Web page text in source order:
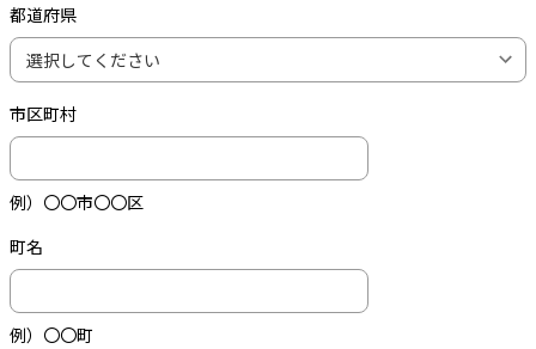
都道府県
市区町村
例）〇〇市〇〇区
町名
例）〇〇町